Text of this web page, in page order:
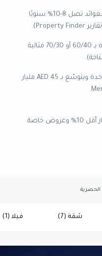
العوائد: في مناطق زي الخليج التجاري العوائد تصل 8-10% سنويًا
خطط الدفع: معظم المشاريع off-plan بـ 60/40 أو 70/30 مثالية
لماذا الآن؟: بن غاطي سلّمت 11,000 وحدة وبتوسّع بـ AED 45 مليار
كشريك بن غاطي الحصري، نقدم أسعار أقل 10% وعروض خاصة.
شقة (7) فيلا (1)